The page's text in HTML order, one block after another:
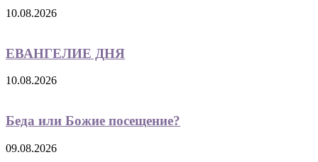
10.08.2026
ЕВАНГЕЛИЕ ДНЯ
10.08.2026
Беда или Божие посещение?
09.08.2026